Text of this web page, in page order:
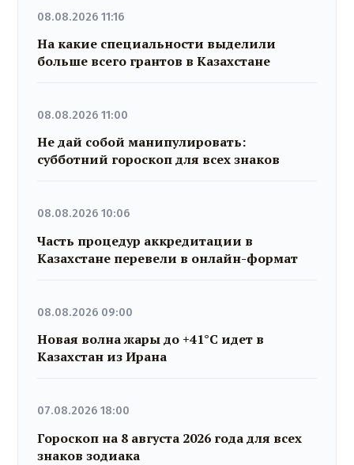
08.08.2026 11:16
На какие специальности выделили
больше всего грантов в Казахстане
08.08.2026 11:00
Не дай собой манипулировать:
субботний гороскоп для всех знаков
08.08.2026 10:06
Часть процедур аккредитации в
Казахстане перевели в онлайн-формат
08.08.2026 09:00
Новая волна жары до +41°C идет в
Казахстан из Ирана
07.08.2026 18:00
Гороскоп на 8 августа 2026 года для всех
знаков зодиака